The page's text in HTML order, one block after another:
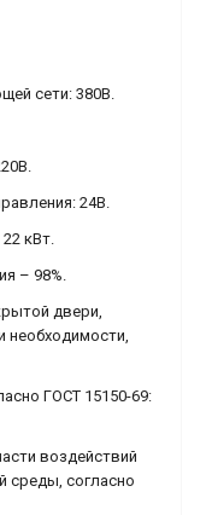
сети: 380В.
24В.
кВт.
– 98%.
двери,
необходимости,
ГОСТ 15150-69:
воздействий
среды, согласно